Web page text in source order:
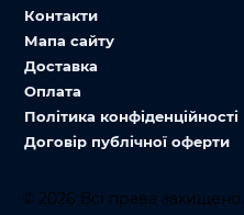
Контакти
Мапа сайту
Доставка
Оплата
Політика конфіденційності
Договір публічної оферти
© 2026 Всі права захищено.